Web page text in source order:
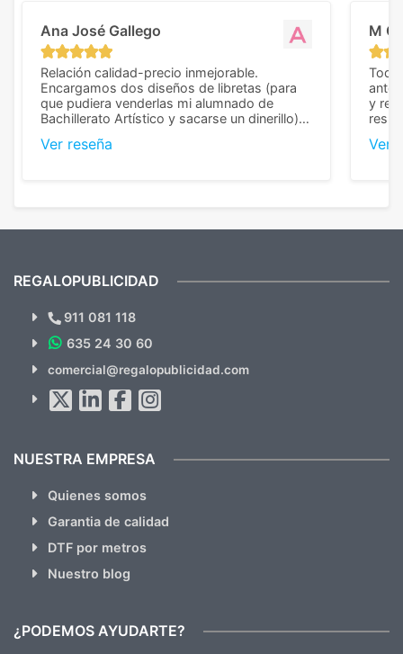
Ana José Gallego
Relación calidad-precio inmejorable.
Encargamos dos diseños de libretas (para
que pudiera venderlas mi alumnado de
Bachillerato Artístico y sacarse un dinerillo) y
diferencia, con libretas de muy buena calidad
Ver reseña
M C
Todo
y
Ver
¿Quieres ver nuestras últimas
Novedades y Ofertas?
hacemos Spam)
REGALOPUBLICIDAD
911 081 118
635 24 30 60
comercial@regalopublicidad.com
NUESTRA EMPRESA
Quienes somos
Garantia de calidad
DTF por metros
Nuestro blog
¿PODEMOS AYUDARTE?